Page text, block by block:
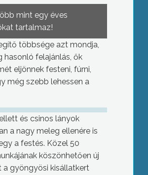
mint egy éves
tartalmaz!
többsége azt mondja,
hasonló felajánlás, ők
eljönnek festeni, fúrni,
még szebb lehessen a
és csinos lányok
a nagy meleg ellenére is
a festés. Közel 50
köszönhetően új
a gyöngyösi kisállatkert